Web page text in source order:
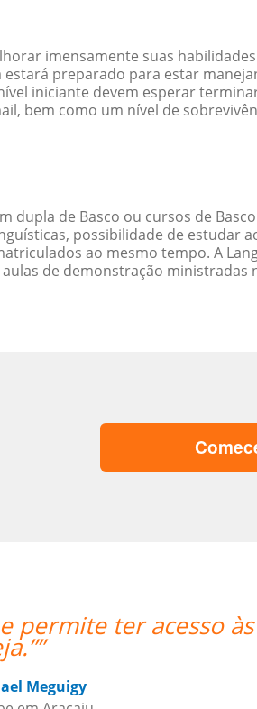
imensamente suas
preparado para estar
iniciante devem esperar
bem como um nível de
dupla de Basco ou cursos de
possibilidade de estudar
ao mesmo tempo. A
de demonstração ministradas
quer que “”A